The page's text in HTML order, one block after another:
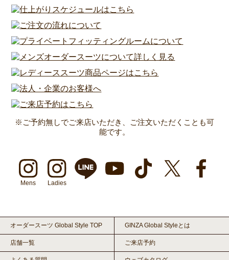
※ご予約無しでご来店いただき、ご注文いただくことも可
能です。
Mens Ladies
オーダースーツ Global Style TOP GINZA Global Styleとは
店舗一覧 ご来店予約